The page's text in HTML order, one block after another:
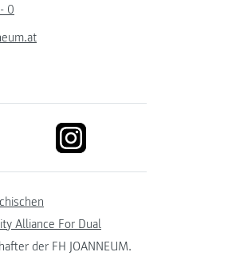
0
link to instagram
Alliance For Dual
der FH JOANNEUM.